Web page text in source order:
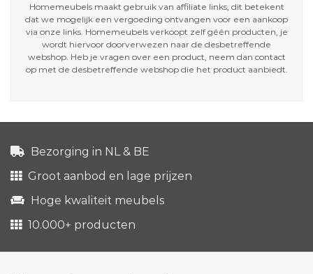
Homemeubels maakt gebruik van affiliate links, dit betekent
dat we mogelijk een vergoeding ontvangen voor een aankoop
via onze links. Homemeubels verkoopt zelf géén producten, je
wordt hiervoor doorverwezen naar de desbetreffende
webshop. Heb je vragen over een product, neem dan contact
op met de desbetreffende webshop die het product aanbiedt.
Bezorging in NL & BE
Groot aanbod en lage prijzen
Hoge kwaliteit meubels
10.000+ producten